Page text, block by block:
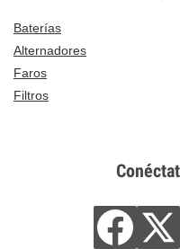
Baterías
Alternadores
Faros
Filtros